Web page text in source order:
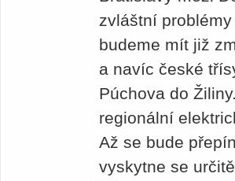
zvláštní
budeme mít již
a navíc české
Púchova do
regionální
Až se bude
vyskytne se